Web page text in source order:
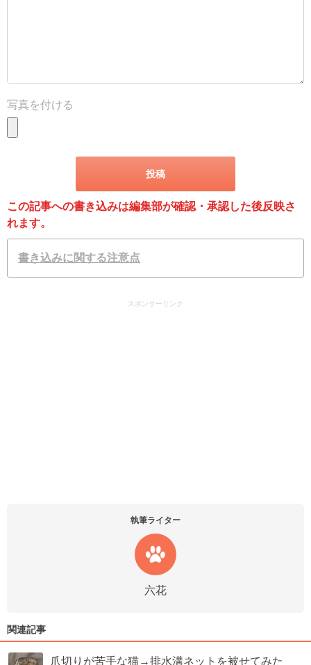
写真を付ける
この記事への書き込みは編集部が確認・承認した後反映さ
れます。
書き込みに関する注意点
スポンサーリンク
執筆ライター
六花
関連記事
爪切りが苦手な猫→排水溝ネットを被せてみた